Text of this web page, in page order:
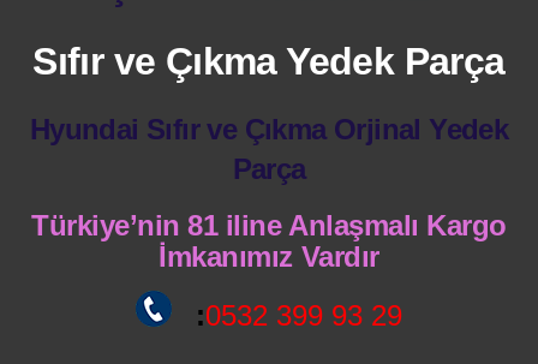
Sıfır ve Çıkma Yedek Parça
Hyundai Sıfır ve Çıkma Orjinal Yedek
Parça
Türkiye’nin 81 iline Anlaşmalı Kargo
İmkanımız Vardır
:0532 399 93 29